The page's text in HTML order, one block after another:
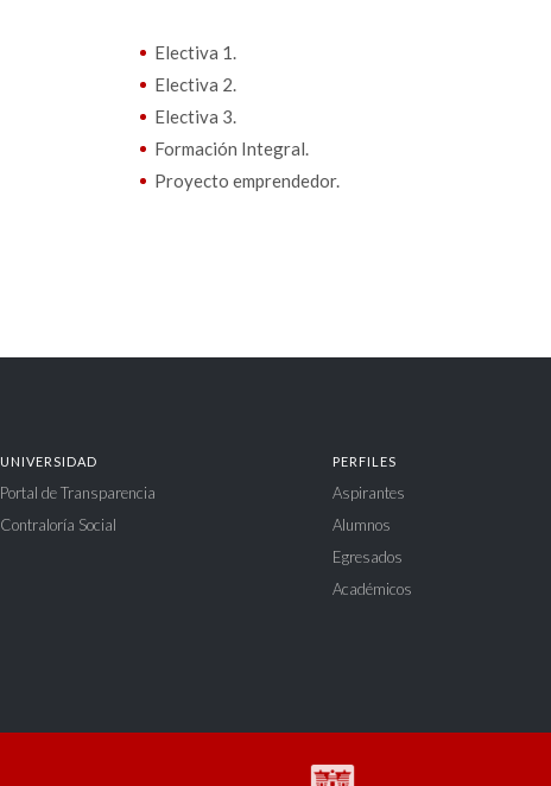
Electiva 1.
Electiva 2.
Electiva 3.
Formación Integral.
Proyecto emprendedor.
UNIVERSIDAD
Portal de Transparencia
Contraloría Social
PERFILES
Aspirantes
Alumnos
Egresados
Académicos